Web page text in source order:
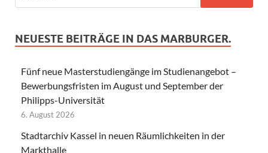
NEUESTE BEITRÄGE IN DAS MARBURGER.
Fünf neue Masterstudiengänge im Studienangebot –
Bewerbungsfristen im August und September der
Philipps-Universität
6. August 2026
Stadtarchiv Kassel in neuen Räumlichkeiten in der
Markthalle